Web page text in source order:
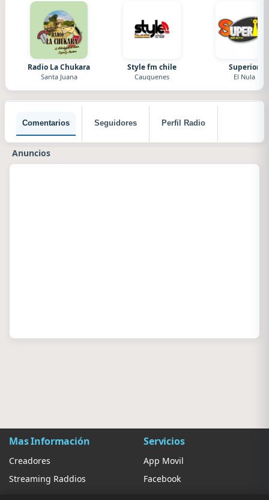
Radio La Chukara
Santa Juana
Style fm chile
Cauquenes
Superior
El Nula
Comentarios Seguidores Perfil Radio
Anuncios
Mas Información
Creadores
Streaming Raddios
Servicios
App Movil
Facebook